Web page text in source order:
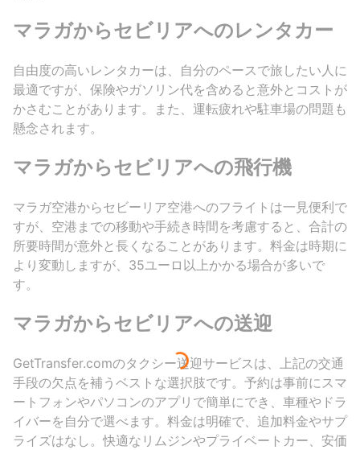
マラガからセビリアへのレンタカー
自由度の高いレンタカーは、自分のペースで旅したい人に
最適ですが、保険やガソリン代を含めると意外とコストが
かさむことがあります。また、運転疲れや駐車場の問題も
懸念されます。
マラガからセビリアへの飛行機
マラガ空港からセビーリア空港へのフライトは一見便利で
すが、空港までの移動や手続き時間を考慮すると、合計の
所要時間が意外と長くなることがあります。料金は時期に
より変動しますが、35ユーロ以上かかる場合が多いで
す。
マラガからセビリアへの送迎
GetTransfer.comのタクシー送迎サービスは、上記の交通
手段の欠点を補うベストな選択肢です。予約は事前にスマ
ートフォンやパソコンのアプリで簡単にでき、車種やドラ
イバーを自分で選べます。料金は明確で、追加料金やサプ
ライズはなし。快適なリムジンやプライベートカー、安価